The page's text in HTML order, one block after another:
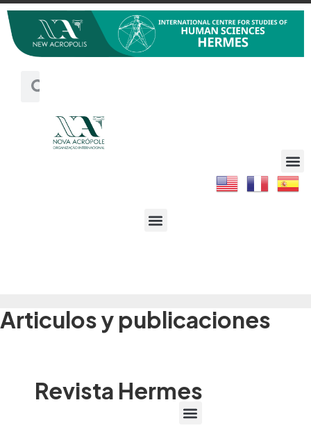
Articulos y publicaciones
Revista Hermes